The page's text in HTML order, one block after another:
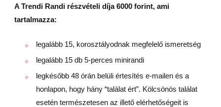
A Trendi Randi részvételi díja 6000 forint, ami
tartalmazza:
legalább 15, korosztályodnak megfelelő ismeretség
legalább 15 db 5-perces minirandi
legkésőbb 48 órán belüli értesítés e-mailen és a
honlapon, hogy hány “találat ért”. Kölcsönös találat
esetén természetesen az illető elérhetőségeit is